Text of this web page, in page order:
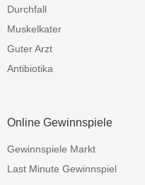
Durchfall
Muskelkater
Guter Arzt
Antibiotika
Online Gewinnspiele
Gewinnspiele Markt
Last Minute Gewinnspiel